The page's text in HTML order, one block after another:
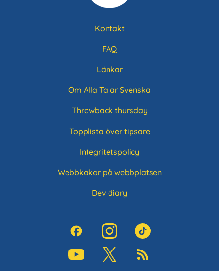
Kontakt
FAQ
Länkar
Om Alla Talar Svenska
Throwback thursday
Topplista över tipsare
Integritetspolicy
Webbkakor på webbplatsen
Dev diary